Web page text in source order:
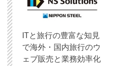
ITと旅行の豊富な知見
で海外・国内旅行のウ
ェブ販売と業務効率化